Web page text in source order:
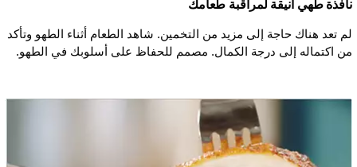
نافذة طهي أنيقة لمراقبة طعامك
لم تعد هناك حاجة إلى مزيد من التخمين. شاهد الطعام أثناء الطهو وتأكد
من اكتماله إلى درجة الكمال. مصمم للحفاظ على أسلوبك في الطهو.